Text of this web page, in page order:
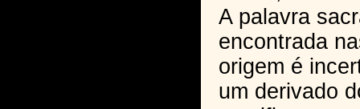
A palavra
encontrada
origem é
um derivado